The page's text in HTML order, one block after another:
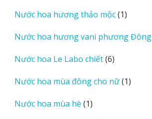
Nước hoa hương thảo mộc 11
phẩm
Nước hoa hương vani phương Đông
Nước hoa Le Labo chiết 66
phẩm
Nước hoa mùa đông cho nữ 11
Nước hoa mùa hè 11